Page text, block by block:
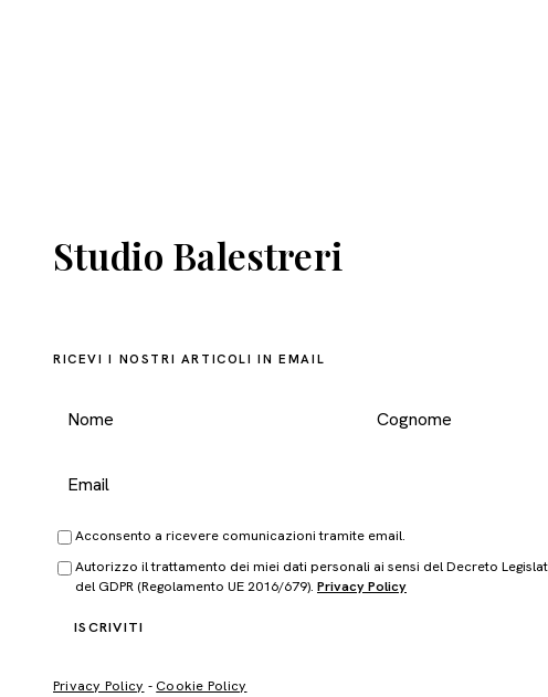
Studio Balestreri
RICEVI I NOSTRI ARTICOLI IN EMAIL
Acconsento a ricevere comunicazioni tramite email.
Autorizzo il trattamento dei miei dati personali ai sensi del Decreto
del GDPR (Regolamento UE 2016/679). Privacy Policy
ISCRIVITI
Privacy Policy - Cookie Policy